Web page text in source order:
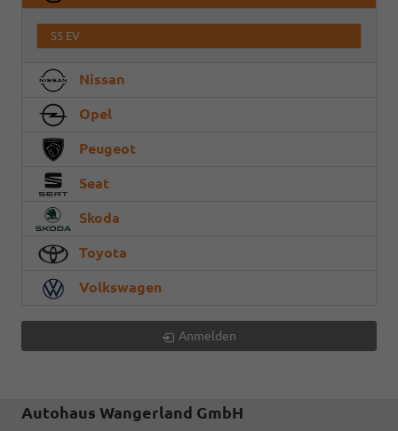
S5 EV
Nissan
Opel
Peugeot
Seat
Skoda
Toyota
Volkswagen
Anmelden
Autohaus Wangerland GmbH